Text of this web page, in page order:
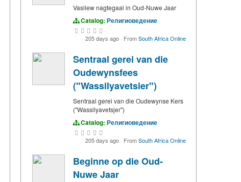
Vasilew nagtegaal in Oud-Nuwe Jaar
Catalog: Религиоведение
205 days ago · FromSouth Africa Online
Sentraal gerei van die
Oudewynsfees
("Wassilyavetsier")
Sentraal gerei van die Oudewynse Kers
("Wassilyavetsjer")
Catalog: Религиоведение
205 days ago · FromSouth Africa Online
Beginne op die Oud-
Nuwe Jaar